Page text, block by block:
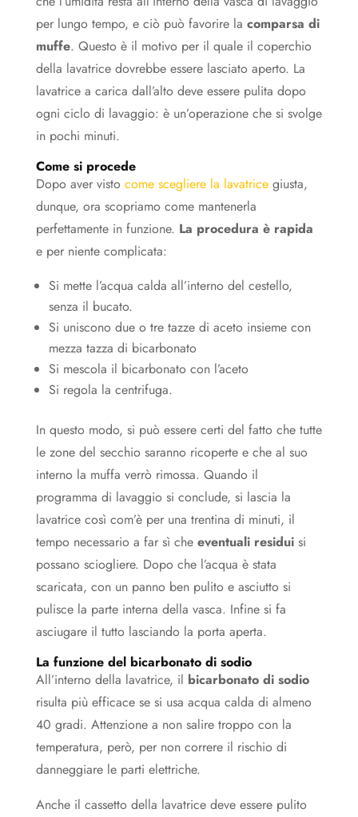
per lungo tempo, e ciò può favorire la comparsa di
muffe. Questo è il motivo per il quale il coperchio
della lavatrice dovrebbe essere lasciato aperto. La
lavatrice a carica dall’alto deve essere pulita dopo
ogni ciclo di lavaggio: è un’operazione che si svolge
in pochi minuti.
Come si procede
Dopo aver visto come scegliere la lavatricegiusta,
dunque, ora scopriamo come mantenerla
perfettamente in funzione. La procedura è rapida
e per niente complicata:
Si mette l’acqua calda all’interno del cestello,
senza il bucato.
Si uniscono due o tre tazze di aceto insieme con
mezza tazza di bicarbonato
Si mescola il bicarbonato con l’aceto
Si regola la centrifuga.
In questo modo, si può essere certi del fatto che tutte
le zone del secchio saranno ricoperte e che al suo
interno la muffa verrò rimossa. Quando il
programma di lavaggio si conclude, si lascia la
lavatrice così com’è per una trentina di minuti, il
tempo necessario a far sì che eventuali residuisi
possano sciogliere. Dopo che l’acqua è stata
scaricata, con un panno ben pulito e asciutto si
pulisce la parte interna della vasca. Infine si fa
asciugare il tutto lasciando la porta aperta.
La funzione del bicarbonato di sodio
All’interno della lavatrice, il bicarbonato di sodio
risulta più efficace se si usa acqua calda di almeno
40 gradi. Attenzione a non salire troppo con la
temperatura, però, per non correre il rischio di
danneggiare le parti elettriche.
Anche il cassetto della lavatrice deve essere pulito